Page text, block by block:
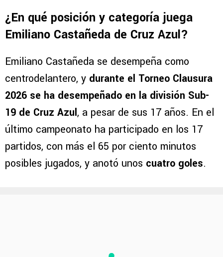
¿En qué posición y categoría juega
Emiliano Castañeda de Cruz Azul?
Emiliano Castañeda se desempeña como
centrodelantero, y durante el Torneo Clausura
2026 se ha desempeñado en la división Sub-
19 de Cruz Azul, a pesar de sus 17 años. En el
último campeonato ha participado en los 17
partidos, con más el 65 por ciento minutos
posibles jugados, y anotó unos cuatro goles.